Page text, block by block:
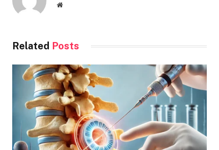
Website
Related Posts